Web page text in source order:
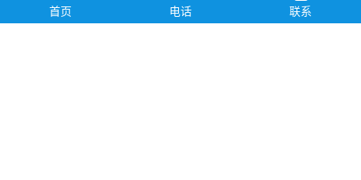
完善的售后服务，专人跟踪维
新建房屋白蚁预防
首页 电话 联系